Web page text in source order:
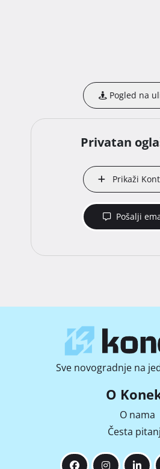
Pogled na
Privatan
Prikaži
Pošalji
Sve novogradnje na
O
O nama
Česta